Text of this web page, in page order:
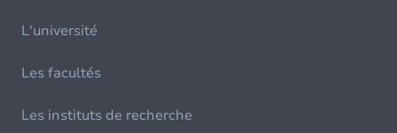
L'université
Les facultés
Les instituts de recherche